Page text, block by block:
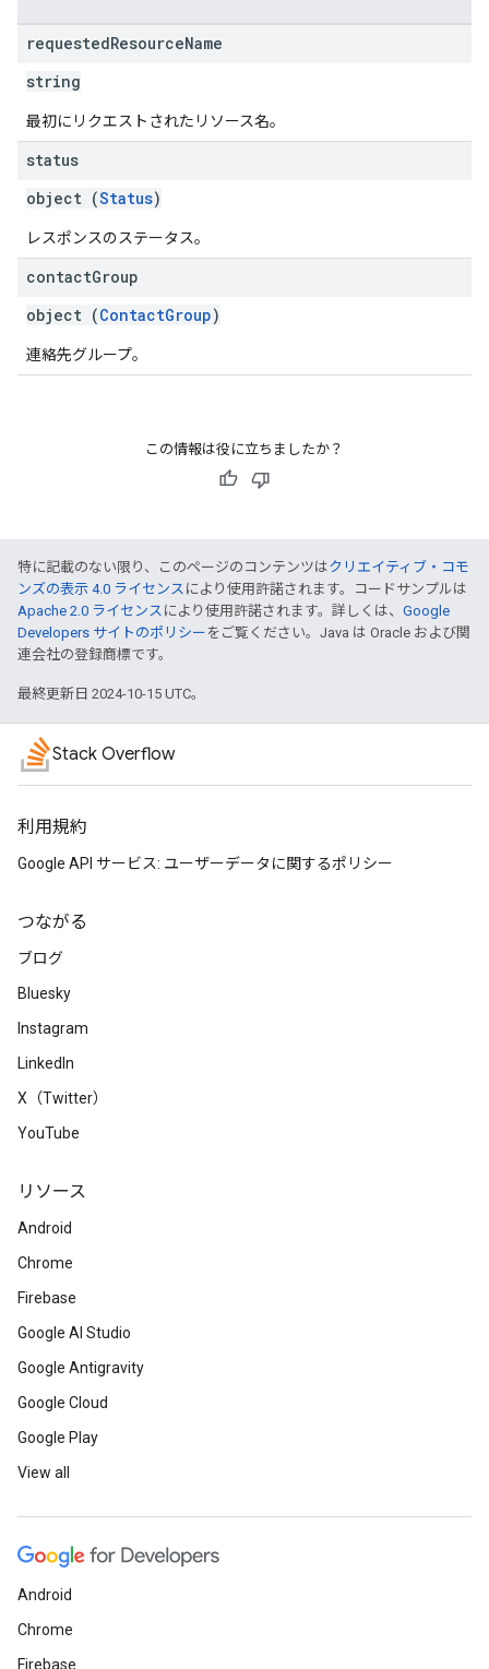
requestedResourceName
string
最初にリクエストされたリソース名。
status
object (Status)
レスポンスのステータス。
contactGroup
object (ContactGroup)
連絡先グループ。
この情報は役に立ちましたか？
特に記載のない限り、このページのコンテンツはクリエイティブ・コモ
ンズの表示 4.0 ライセンス により使用許諾されます。コードサンプルは
Apache 2.0 ライセンス により使用許諾されます。詳しくは、 Google
Developers サイトのポリシー をご覧ください。Java は Oracle および関
連会社の登録商標です。
最終更新日 2024-10-15 UTC。
Stack Overflow
利用規約
Google API サービス: ユーザーデータに関するポリシー
つながる
ブログ
Bluesky
Instagram
LinkedIn
X（Twitter）
YouTube
リソース
Android
Chrome
Firebase
Google AI Studio
Google Antigravity
Google Cloud
Google Play
View all
Android
Chrome
Firebase